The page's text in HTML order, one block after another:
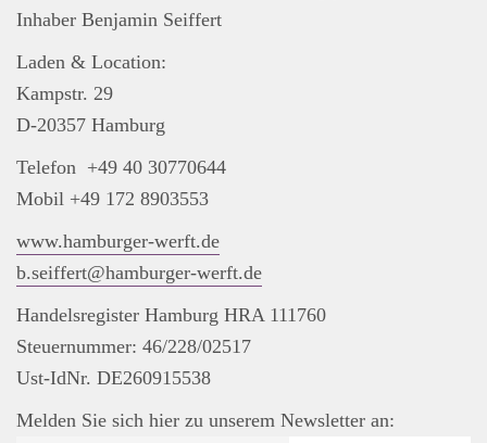
Inhaber Benjamin Seiffert
Laden & Location:
Kampstr. 29
D-20357 Hamburg
Telefon +49 40 30770644
Mobil +49 172 8903553
www.hamburger-werft.de
b.seiffert@hamburger-werft.de
Handelsregister Hamburg HRA 111760
Steuernummer: 46/228/02517
Ust-IdNr. DE260915538
Melden Sie sich hier zu unserem Newsletter an: